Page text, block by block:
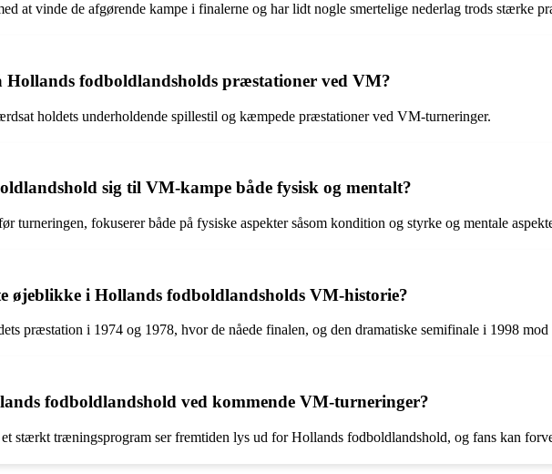
at vinde de afgørende kampe i finalerne og har lidt nogle smertelige nederlag trods stærke
fodboldlandsholds præstationer ved VM?
holdets underholdende spillestil og kæmpede præstationer ved VM-turneringer.
sig til VM-kampe både fysisk og mentalt?
turneringen, fokuserer både på fysiske aspekter såsom kondition og styrke og mentale
øjeblikke i Hollands fodboldlandsholds VM-historie?
præstation i 1974 og 1978, hvor de nåede finalen, og den dramatiske semifinale i 1998 mod
fodboldlandshold ved kommende VM-turneringer?
stærkt træningsprogram ser fremtiden lys ud for Hollands fodboldlandshold, og fans kan